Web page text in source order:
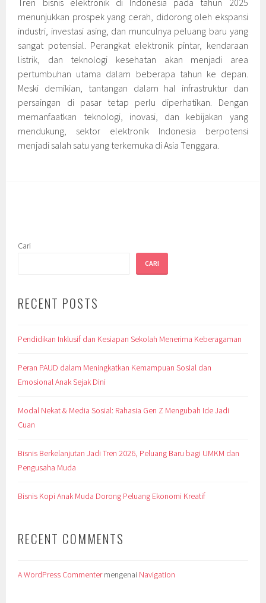
menunjukkan prospek yang cerah, didorong oleh ekspansi
industri, investasi asing, dan munculnya peluang baru yang
sangat potensial. Perangkat elektronik pintar, kendaraan
listrik, dan teknologi kesehatan akan menjadi area
pertumbuhan utama dalam beberapa tahun ke depan.
Meski demikian, tantangan dalam hal infrastruktur dan
persaingan di pasar tetap perlu diperhatikan. Dengan
memanfaatkan teknologi, inovasi, dan kebijakan yang
mendukung, sektor elektronik Indonesia berpotensi
menjadi salah satu yang terkemuka di Asia Tenggara.
Cari
CARI
RECENT POSTS
Pendidikan Inklusif dan Kesiapan Sekolah Menerima Keberagaman
Peran PAUD dalam Meningkatkan Kemampuan Sosial dan
Emosional Anak Sejak Dini
Modal Nekat & Media Sosial: Rahasia Gen Z Mengubah Ide Jadi
Cuan
Bisnis Berkelanjutan Jadi Tren 2026, Peluang Baru bagi UMKM dan
Pengusaha Muda
Bisnis Kopi Anak Muda Dorong Peluang Ekonomi Kreatif
RECENT COMMENTS
A WordPress Commentermengenai Navigation